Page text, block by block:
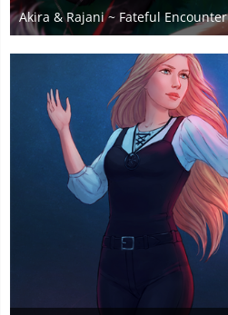
Akira & Rajani ~ Fateful Encounter
26. Mai 2026
1